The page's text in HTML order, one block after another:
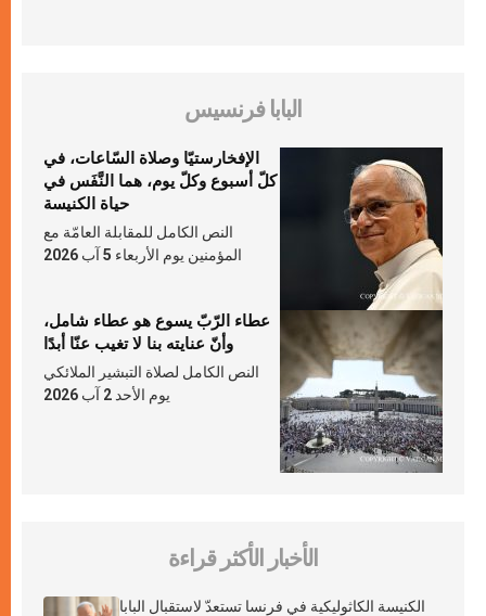
البابا فرنسيس
الإفخارستيّا وصلاة السّاعات، في
كلّ أسبوع وكلّ يوم، هما النَّفَس في
حياة الكنيسة
النص الكامل للمقابلة العامّة مع
المؤمنين يوم الأربعاء 5 آب 2026
عطاء الرّبّ يسوع هو عطاء شامل،
وأنّ عنايته بنا لا تغيب عنّا أبدًا
النص الكامل لصلاة التبشير الملائكي
يوم الأحد 2 آب 2026
الأخبار الأكثر قراءة
الكنيسة الكاثوليكية في فرنسا تستعدّ لاستقبال البابا